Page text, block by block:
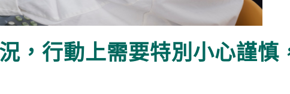
，行動上需要特別小心謹慎